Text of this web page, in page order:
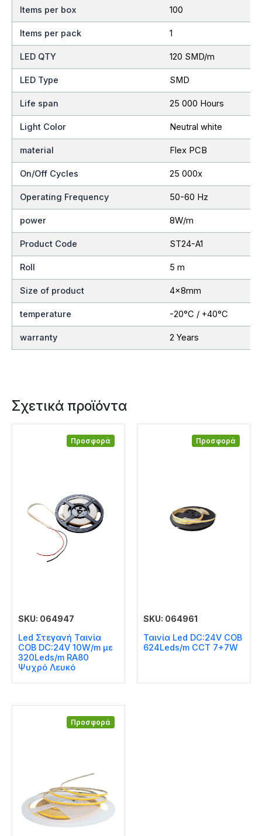
Items per box 100
Items per pack 1
LED QTY 120 SMD/m
LED Type SMD
Life span 25 000 Hours
Light Color Neutral white
material Flex PCB
On/Off Cycles 25 000x
Operating Frequency 50-60 Hz
power 8W/m
Product Code ST24-A1
Roll 5 m
Size of product 4x8mm
temperature -20°C / +40°C
warranty 2 Years
Σχετικά προϊόντα
Προσφορά
SKU: 064947
Led Στεγανή Ταινία
COB DC:24V 10W/m με
320Leds/m RA80
Ψυχρό Λευκό
Προσφορά
SKU: 064961
Ταινία Led DC:24V COB
624Leds/m CCT 7+7W
Προσφορά